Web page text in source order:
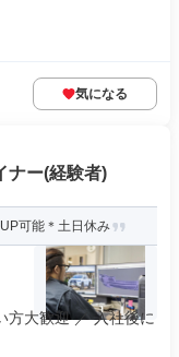
気になる
ナー(経験者)
可能＊土日休み
方大歓迎 ／ 入社後に